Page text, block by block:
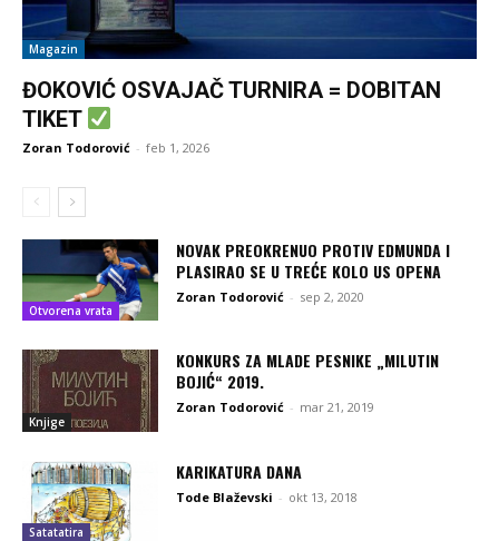
Magazin
ĐOKOVIĆ OSVAJAČ TURNIRA = DOBITAN
TIKET
Zoran Todorović - feb 1, 2026
Otvorena vrata
NOVAK PREOKRENUO PROTIV EDMUNDA I
PLASIRAO SE U TREĆE KOLO US OPENA
Zoran Todorović - sep 2, 2020
Knjige
KONKURS ZA MLADE PESNIKE „MILUTIN
BOJIĆ“ 2019.
Zoran Todorović - mar 21, 2019
Satatatira
KARIKATURA DANA
Tode Blaževski - okt 13, 2018